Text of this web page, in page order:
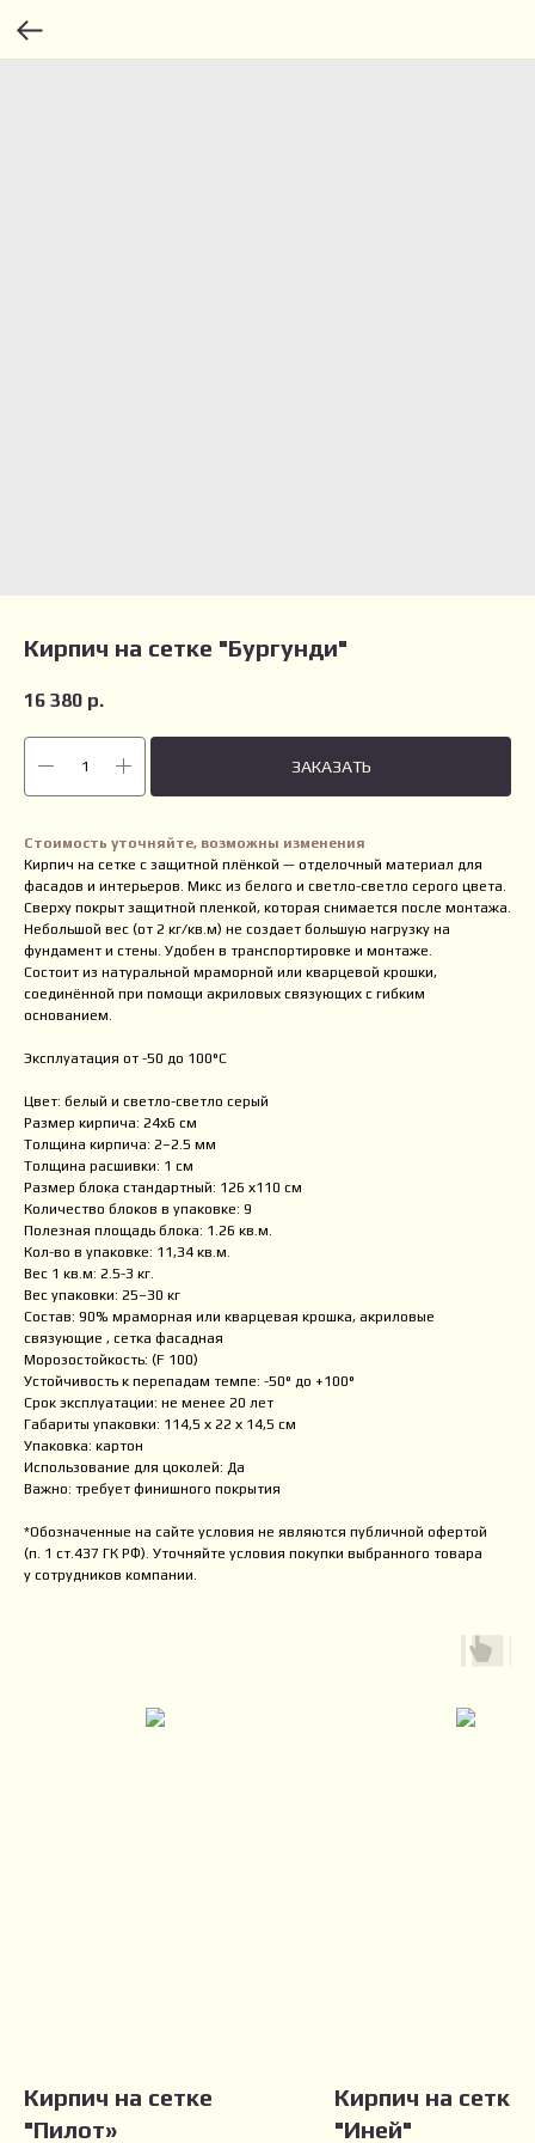
Кирпич на сетке "Бургунди"
16 380 р.
ЗАКАЗАТЬ
Стоимость уточняйте, возможны изменения
Кирпич на сетке с защитной плёнкой — отделочный материал для
фасадов и интерьеров. Микс из белого и светло-светло серого цвета.
Сверху покрыт защитной пленкой, которая снимается после монтажа.
Небольшой вес (от 2 кг/кв.м) не создает большую нагрузку на
фундамент и стены. Удобен в транспортировке и монтаже.
Состоит из натуральной мраморной или кварцевой крошки,
соединённой при помощи акриловых связующих с гибким
основанием.
Эксплуатация от -50 до 100°С
Цвет: белый и светло-светло серый
Размер кирпича: 24х6 см
Толщина кирпича: 2–2.5 мм
Толщина расшивки: 1 см
Размер блока стандартный: 126 х110 см
Количество блоков в упаковке: 9
Полезная площадь блока: 1.26 кв.м.
Кол-во в упаковке: 11,34 кв.м.
Вес 1 кв.м: 2.5-3 кг.
Вес упаковки: 25–30 кг
Состав: 90% мраморная или кварцевая крошка, акриловые
связующие , сетка фасадная
Морозостойкость: (F 100)
Устойчивость к перепадам темпе: -50° до +100°
Срок эксплуатации: не менее 20 лет
Габариты упаковки: 114,5 х 22 х 14,5 см
Упаковка: картон
Использование для цоколей: Да
Важно: требует финишного покрытия
*Обозначенные на сайте условия не являются публичной офертой
(п. 1 ст.437 ГК РФ). Уточняйте условия покупки выбранного товара
у сотрудников компании.
Кирпич на сетке
"Пилот»
Кирпич на сетке
"Иней"